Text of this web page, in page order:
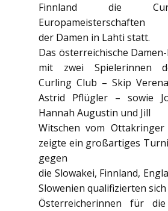
Finnland die
Europameisterschaften
der Damen in Lahti statt.
Das österreichische
mit zwei Spielerinnen
Curling Club – Skip
Astrid Pflügler – sowie
Hannah Augustin und Jill
Witschen vom
zeigte ein großartiges
gegen
die Slowakei, Finnland,
Slowenien qualifizierten sich
Österreicherinnen für